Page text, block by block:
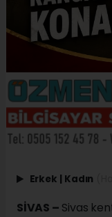
Erkek Kadın
SİVAS – Sivas